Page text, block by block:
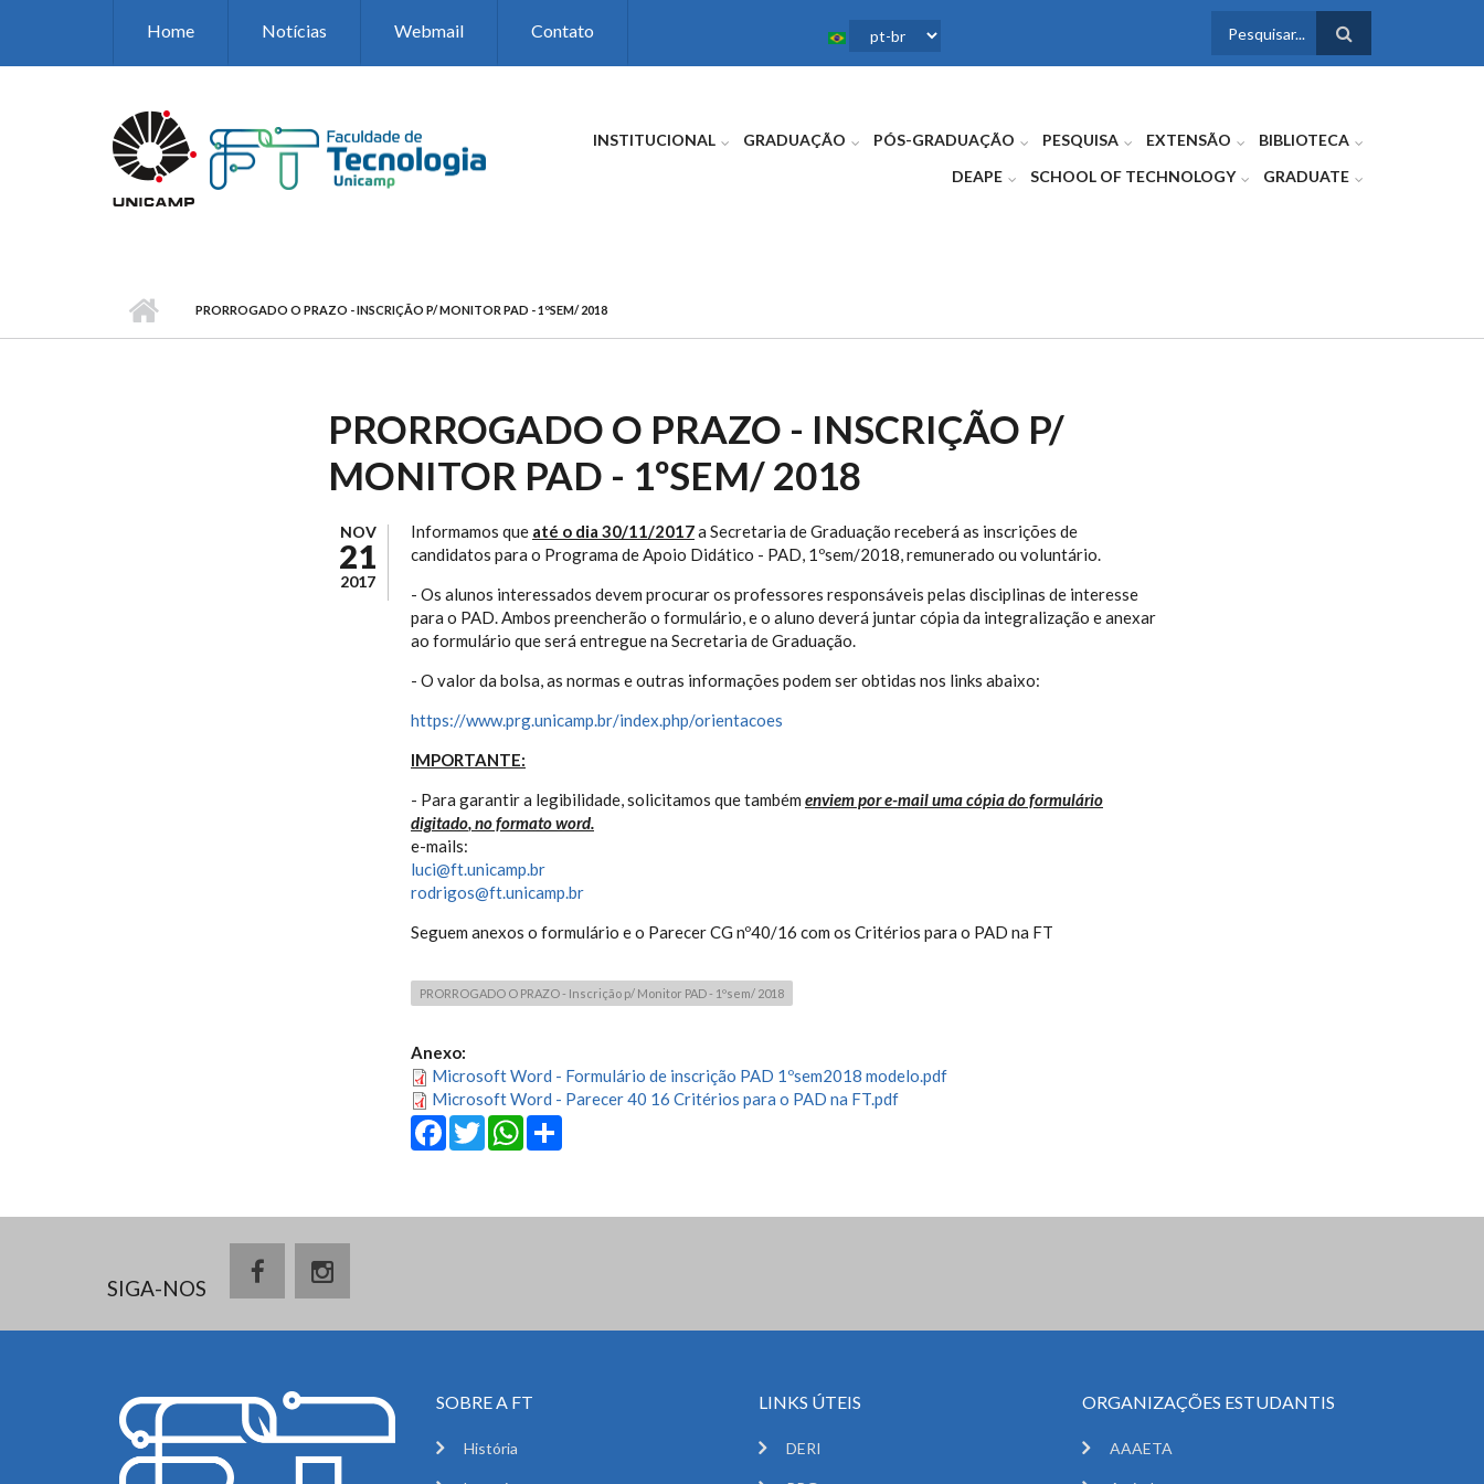
Home Notícias Webmail Contato
FORMULÁRIO
INSTITUCIONAL GRADUAÇÃO PÓS-GRADUAÇÃO PESQUISA EXTENSÃO
BIBLIOTECA
DEAPE
SCHOOL OF TECHNOLOGY GRADUATE
PRORROGADO O PRAZO - INSCRIÇÃO P/ MONITOR PAD - 1ºSEM/ 2018
PRORROGADO O PRAZO - INSCRIÇÃO P/
MONITOR PAD - 1ºSEM/ 2018
NOV
21
2017
Informamos que até o dia 30/11/2017a Secretaria de Graduação receberá as inscrições de
candidatos para o Programa de Apoio Didático - PAD, 1ºsem/2018, remunerado ou voluntário.
- Os alunos interessados devem procurar os professores responsáveis pelas disciplinas de interesse
para o PAD. Ambos preencherão o formulário, e o aluno deverá juntar cópia da integralização e anexar
ao formulário que será entregue na Secretaria de Graduação.
- O valor da bolsa, as normas e outras informações podem ser obtidas nos links abaixo:
https://www.prg.unicamp.br/index.php/orientacoes
IMPORTANTE:
- Para garantir a legibilidade, solicitamos que também enviem por e-mailuma cópia do formulário
digitado,no formato word.
e-mails:
luci@ft.unicamp.br
rodrigos@ft.unicamp.br
Seguem anexos o formulário e o Parecer CG nº40/16 com os Critérios para o PAD na FT
PRORROGADO O PRAZO - Inscrição p/ Monitor PAD - 1ºsem/ 2018
Anexo:
Microsoft Word - Formulário de inscrição PAD 1ºsem2018 modelo.pdf
Microsoft Word - Parecer 40 16 Critérios para o PAD na FT.pdf
Facebook
Twitter
WhatsApp
SIGA-NOS
SOBRE A FT
História
LINKS ÚTEIS
DERI
ORGANIZAÇÕES ESTUDANTIS
AAAETA